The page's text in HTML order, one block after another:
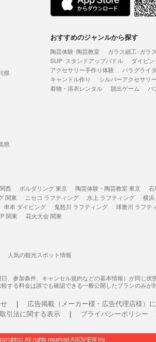
県
県
おすすめのジャンルから探す
陶芸体験･陶芸教室 ガラス細工･ガラ
SUP･スタンドアップパドル
ダイビ
アクセサリー手作り体験
パラグライ
キャンドル作り
シルバーアクセサリ
着物・浴衣レンタル
脱出ゲーム バ
西 ボルダリング 東京 陶芸体験・陶芸教室 東京 石
関東 ニセコ ラフティング 水上 ラフティング 横浜
串本 ダイビング 鬼怒川 ラフティング 球磨川 ラフテ
関東 花火大会 関東
人気の観光スポット情報
、参加条件、キャンセル規約などの基本情報）が同じ
る料金は誰でも確認できる一般公開したプランのみが
広告掲載（メーカー様・広告代理店様）
引法に関する表示
プライバシーポリシー
All rights reserved ASOVIEW Inc.